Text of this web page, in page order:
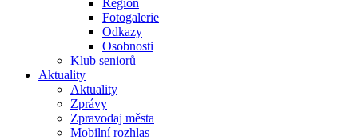
Region
Fotogalerie
Odkazy
Osobnosti
Klub seniorů
Aktuality
Aktuality
Zprávy
Zpravodaj města
Mobilní rozhlas